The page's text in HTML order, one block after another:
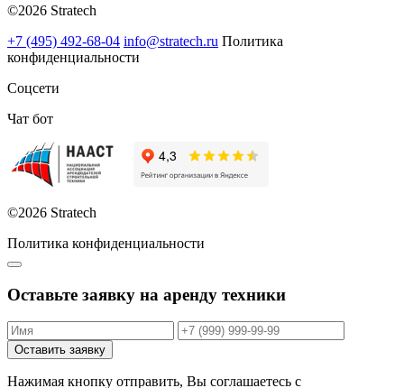
©2026 Stratech
+7 (495) 492-68-04 info@stratech.ru Политика
конфиденциальности
Соцсети
Чат бот
©2026 Stratech
Политика конфиденциальности
Оставьте заявку на аренду техники
Оставить заявку
Нажимая кнопку отправить, Вы соглашаетесь с